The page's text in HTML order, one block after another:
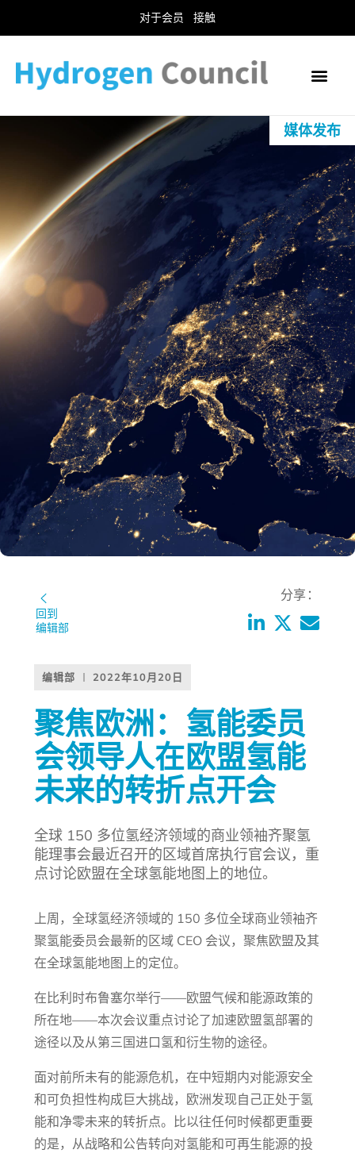
对于会员 接触
媒体发布
回到
编辑部
分享：
编辑部 2022年10月20日
聚焦欧洲：氢能委员
会领导人在欧盟氢能
未来的转折点开会
全球 150 多位氢经济领域的商业领袖齐聚氢
能理事会最近召开的区域首席执行官会议，重
点讨论欧盟在全球氢能地图上的地位。
上周，全球氢经济领域的 150 多位全球商业领袖齐
聚氢能委员会最新的区域 CEO 会议，聚焦欧盟及其
在全球氢能地图上的定位。
在比利时布鲁塞尔举行——欧盟气候和能源政策的
所在地——本次会议重点讨论了加速欧盟氢部署的
途径以及从第三国进口氢和衍生物的途径。
面对前所未有的能源危机，在中短期内对能源安全
和可负担性构成巨大挑战，欧洲发现自己正处于氢
能和净零未来的转折点。比以往任何时候都更重要
的是，从战略和公告转向对氢能和可再生能源的投